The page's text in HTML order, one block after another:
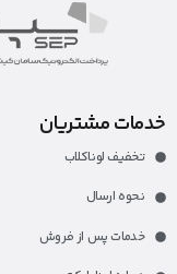
خدمات مشتریان
تخفیف لوناکلاب
نحوه ارسال
خدمات پس از فروش